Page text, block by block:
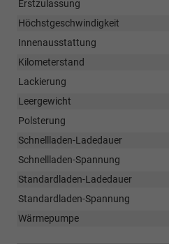
Erstzulassung
Höchstgeschwindigkeit
Innenausstattung
Kilometerstand
Lackierung
Leergewicht
Polsterung
Schnellladen-Ladedauer
Schnellladen-Spannung
Standardladen-Ladedauer
Standardladen-Spannung
Wärmepumpe